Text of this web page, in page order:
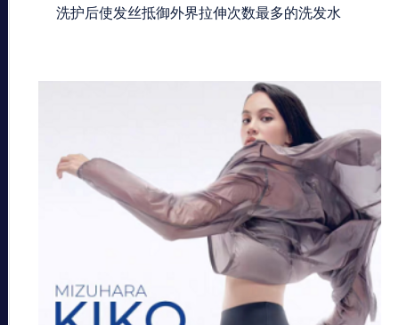
洗护后使发丝抵御外界拉伸次数最多的洗发水